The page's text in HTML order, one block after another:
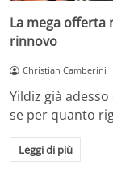
La mega offerta
rinnovo
Christian Camberini
Yildiz già
se per quanto
Leggi di più